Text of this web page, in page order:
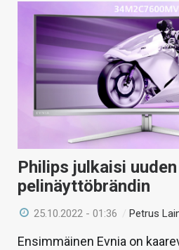
Philips julkaisi
pelinäyttöbrändin
25.10.2022 - 01:36 / Petrus
Ensimmäinen Evnia on